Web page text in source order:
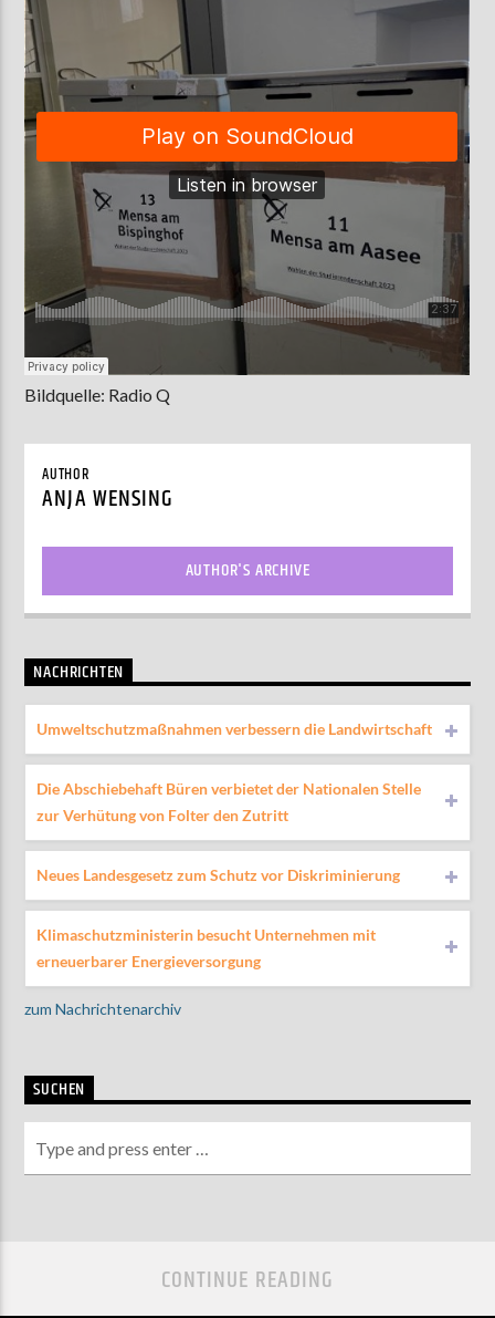
Bildquelle: Radio Q
AUTHOR
ANJA WENSING
AUTHOR'S ARCHIVE
NACHRICHTEN
Umweltschutzmaßnahmen verbessern die Landwirtschaft
Die Abschiebehaft Büren verbietet der Nationalen Stelle
zur Verhütung von Folter den Zutritt
Neues Landesgesetz zum Schutz vor Diskriminierung
Klimaschutzministerin besucht Unternehmen mit
erneuerbarer Energieversorgung
zum Nachrichtenarchiv
SUCHEN
CONTINUE READING